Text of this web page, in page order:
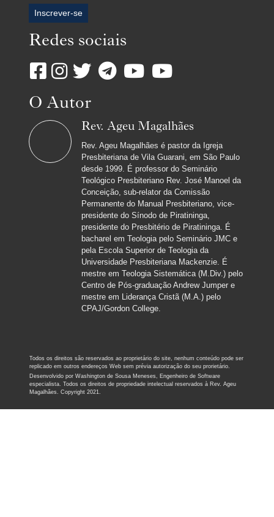
Inscrever-se
Redes sociais
O Autor
Rev. Ageu Magalhães
Rev. Ageu Magalhães é pastor da Igreja
Presbiteriana de Vila Guarani, em São Paulo
desde 1999. É professor do Seminário
Teológico Presbiteriano Rev. José Manoel da
Conceição, sub-relator da Comissão
Permanente do Manual Presbiteriano, vice-
presidente do Sínodo de Piratininga,
presidente do Presbitério de Piratininga. É
bacharel em Teologia pelo Seminário JMC e
pela Escola Superior de Teologia da
Universidade Presbiteriana Mackenzie. É
mestre em Teologia Sistemática (M.Div.) pelo
Centro de Pós-graduação Andrew Jumper e
mestre em Liderança Cristã (M.A.) pelo
CPAJ/Gordon College.
Todos os direitos são reservados ao proprietário do site, nenhum conteúdo pode ser
replicado em outros endereços Web sem prévia autorização do seu prorietário.
Desenvolvido por Washington de Sousa Meneses, Engenheiro de Software
especialista. Todos os direitos de propriedade intelectual reservados à Rev. Ageu
Magalhães. Copyright 2021.